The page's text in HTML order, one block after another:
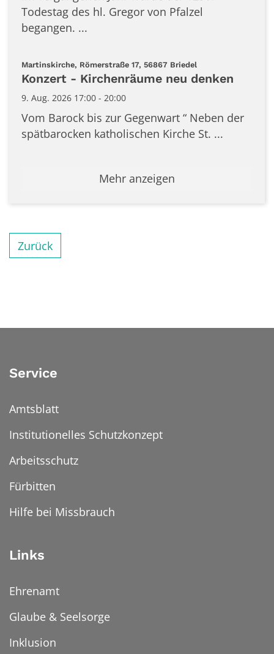
Todestag des hl. Gregor von Pfalzel
begangen. ...
Martinskirche, Römerstraße 17, 56867 Briedel:
Konzert - Kirchenräume neu denken
9. Aug. 2026 17:00 - 20:00
Vom Barock bis zur Gegenwart “ Neben der
spätbarocken katholischen Kirche St. ...
Mehr anzeigen
Zurück
Service
Amtsblatt
Institutionelles Schutzkonzept
Arbeitsschutz
Fürbitten
Hilfe bei Missbrauch
Links
Ehrenamt
Glaube & Seelsorge
Inklusion